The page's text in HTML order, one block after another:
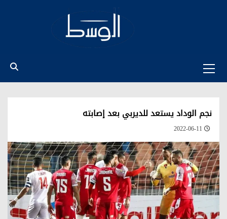
Menu
نجم الوداد يستعد للديربي بعد إصابته
2022-06-11